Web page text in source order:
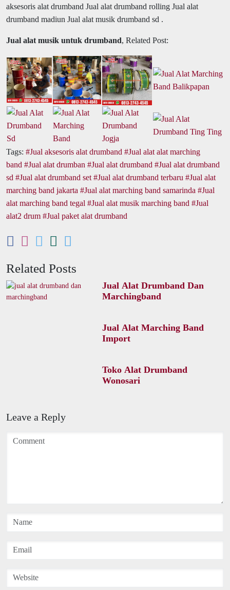
aksesoris alat drumband Jual alat drumband rolling Jual alat
drumband madiun Jual alat musik drumband sd .
Jual alat musik untuk drumband, Related Post:
Tags: Jual aksesoris alat drumband
Jual alat alat marching
band
Jual alat drumban Jual alat drumband
Jual alat drumband
sd
Jual alat drumband set Jual alat drumband terbaru
Jual alat
marching band jakarta
Jual alat marching band samarinda
Jual
alat marching band tegal
Jual alat musik marching band
Jual
alat2 drum
Jual paket alat drumband
Related Posts
Jual Alat Drumband Dan
Marchingband
Jual Alat Marching Band
Import
Toko Alat Drumband
Wonosari
Leave a Reply